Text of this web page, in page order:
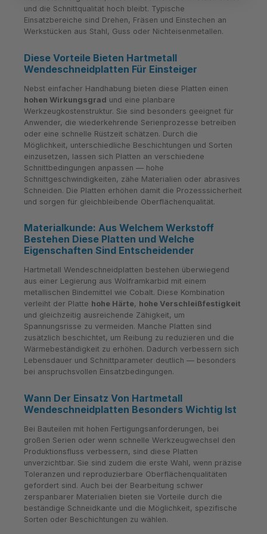
und die Schnittqualität hoch bleibt. Typische
Einsatzbereiche sind Drehen, Fräsen und Einstechen an
Werkstücken aus Stahl, Guss oder Nichteisenmetallen.
Diese Vorteile Bieten Hartmetall
Wendeschneidplatten Für Einsteiger
Nebst einfacher Handhabung bieten diese Platten einen
hohen Wirkungsgrad und eine planbare
Werkzeugkostenstruktur. Sie sind besonders geeignet für
Anwender, die wiederkehrende Serienprozesse betreiben
oder eine schnelle Rüstzeit schätzen. Durch die
Möglichkeit, unterschiedliche Beschichtungen und Sorten
einzusetzen, lassen sich Platten an verschiedene
Schnittbedingungen anpassen — hohe
Schnittgeschwindigkeiten, zähe Materialien oder abrasives
Schneiden. Die Platten erhöhen damit die Prozesssicherheit
und sorgen für gleichbleibende Oberflächenqualität.
Materialkunde: Aus Welchem Werkstoff
Bestehen Diese Platten und Welche
Eigenschaften Sind Entscheidender
Hartmetall Wendeschneidplatten bestehen überwiegend
aus einer Legierung aus Wolframkarbid mit einem
metallischen Bindemittel wie Cobalt. Diese Kombination
verleiht der Platte hohe Härte, hohe Verschleißfestigkeit
und gleichzeitig ausreichende Zähigkeit, um
Spannungsrisse zu vermeiden. Manche Platten sind
zusätzlich beschichtet, um Reibung zu reduzieren und die
Wärmebeständigkeit zu erhöhen. Dadurch verbessern sich
Lebensdauer und Schnittparameter deutlich — besonders
bei anspruchsvollen Einsatzbedingungen.
Wann Der Einsatz Von Hartmetall
Wendeschneidplatten Besonders Wichtig Ist
Bei Bauteilen mit hohen Fertigungsanforderungen, bei
großen Serien oder wenn schnelle Werkzeugwechsel den
Produktionsfluss verbessern, sind diese Platten
unverzichtbar. Sie sind zudem die erste Wahl, wenn präzise
Toleranzen und reproduzierbare Oberflächenqualitäten
gefordert sind. Auch bei der Bearbeitung schwer
zerspanbarer Materialien bieten sie Vorteile durch die
beständige Schneidkante und die Möglichkeit, spezifische
Sorten oder Beschichtungen zu wählen.